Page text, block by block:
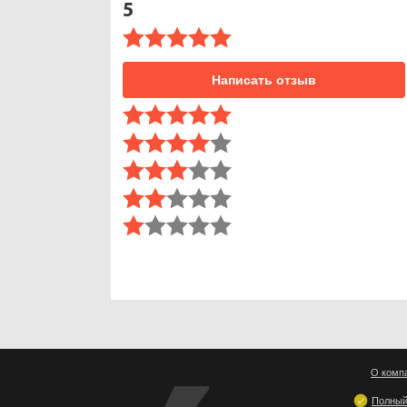
5
Написать отзыв
О
Полный